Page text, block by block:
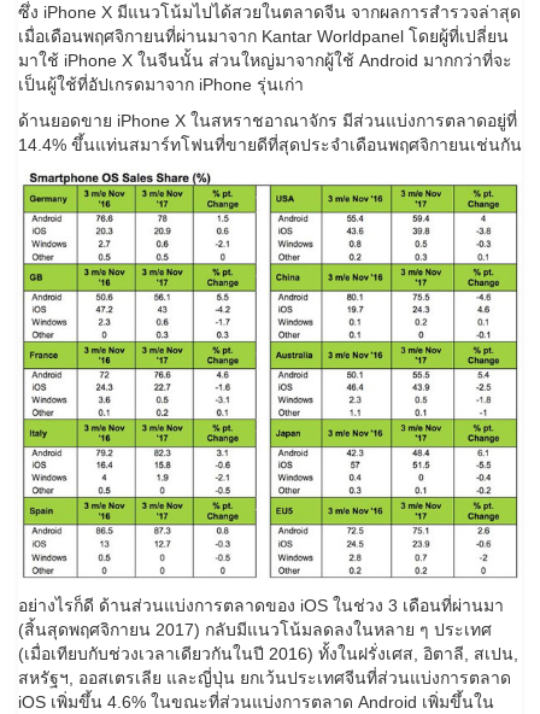
ซึ่ง iPhone X มีแนวโน้มไปได้สวยในตลาดจีน จากผลการสำรวจล่าสุด
เมื่อเดือนพฤศจิกายนที่ผ่านมาจาก Kantar Worldpanel โดยผู้ที่เปลี่ยน
มาใช้ iPhone X ในจีนนั้น ส่วนใหญ่มาจากผู้ใช้ Android มากกว่าที่จะ
เป็นผู้ใช้ที่อัปเกรดมาจาก iPhone รุ่นเก่า
ด้านยอดขาย iPhone X ในสหราชอาณาจักร มีส่วนแบ่งการตลาดอยู่ที่
14.4% ขึ้นแท่นสมาร์ทโฟนที่ขายดีที่สุดประจำเดือนพฤศจิกายนเช่นกัน
อย่างไรก็ดี ด้านส่วนแบ่งการตลาดของ iOS ในช่วง 3 เดือนที่ผ่านมา
(สิ้นสุดพฤศจิกายน 2017) กลับมีแนวโน้มลดลงในหลาย ๆ ประเทศ
(เมื่อเทียบกับช่วงเวลาเดียวกันในปี 2016) ทั้งในฝรั่งเศส, อิตาลี, สเปน,
สหรัฐฯ, ออสเตรเลีย และญี่ปุ่น ยกเว้นประเทศจีนที่ส่วนแบ่งการตลาด
iOS เพิ่มขึ้น 4.6% ในขณะที่ส่วนแบ่งการตลาด Android เพิ่มขึ้นใน